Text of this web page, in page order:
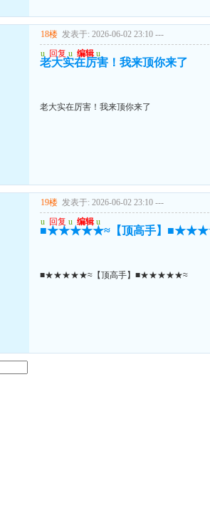
18楼 发表于: 2026-06-02 23:10 ---
u 回复 u 编辑 u
老大实在厉害！我来顶你来了
老大实在厉害！我来顶你来了
19楼 发表于: 2026-06-02 23:10 ---
u 回复 u 编辑 u
■★★★★★≈【顶高手】
■★★★★★≈【顶高手】■★★★★★≈